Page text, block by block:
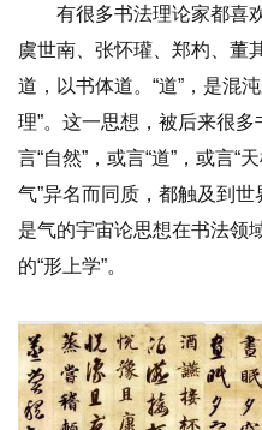
有很多书法理论家都喜欢
虞世南、张怀瓘、郑杓、董
道，以书体道。“道”，是混
理”。这一思想，被后来很
言“自然”，或言“道”，或言“
气”异名而同质，都触及到世
是气的宇宙论思想在书法领
的“形上学”。